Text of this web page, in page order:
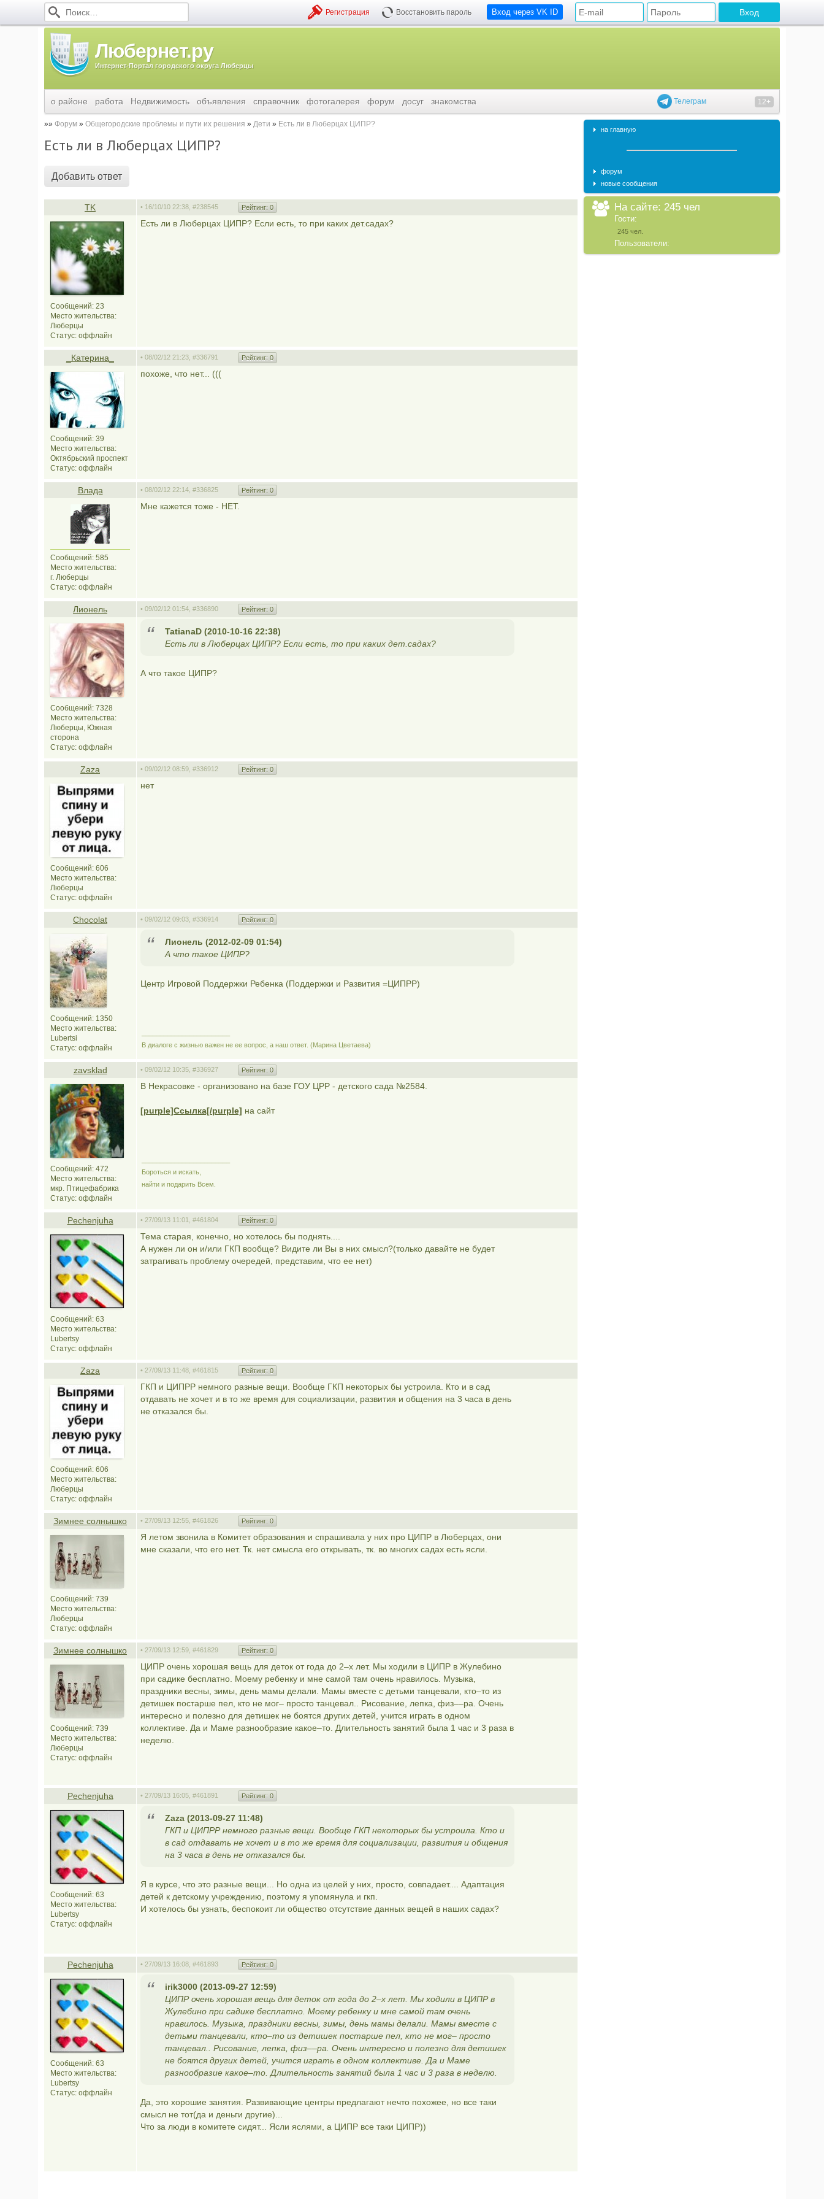
Вход через VK ID
Регистрация Восстановить пароль
Любернет.ру
Интернет-Портал городского округа Люберцы
Телеграм 12+
о районе работа Недвижимость объявления справочник фотогалерея форум досуг знакомства
Форум Общегородские проблемы и пути их решения Дети Есть ли в Люберцах ЦИПР?
Есть ли в Люберцах ЦИПР?
Добавить ответ
TK • 16/10/10 22:38, #238545 Рейтинг: 0
Сообщений: 23
Место жительства:
Люберцы
Статус: оффлайн
Есть ли в Люберцах ЦИПР? Если есть, то при каких дет.садах?
_Катерина_ • 08/02/12 21:23, #336791 Рейтинг: 0
Сообщений: 39
Место жительства:
Октябрьский проспект
Статус: оффлайн
похоже, что нет... (((
Влада • 08/02/12 22:14, #336825 Рейтинг: 0
Сообщений: 585
Место жительства:
г. Люберцы
Статус: оффлайн
Мне кажется тоже - НЕТ.
Лионель • 09/02/12 01:54, #336890 Рейтинг: 0
Сообщений: 7328
Место жительства:
Люберцы, Южная
сторона
Статус: оффлайн
TatianaD (2010-10-16 22:38)
Есть ли в Люберцах ЦИПР? Если есть, то при каких дет.садах?
А что такое ЦИПР?
Zaza • 09/02/12 08:59, #336912 Рейтинг: 0
Сообщений: 606
Место жительства:
Люберцы
Статус: оффлайн
нет
Chocolat • 09/02/12 09:03, #336914 Рейтинг: 0
Сообщений: 1350
Место жительства:
Lubertsi
Статус: оффлайн
Лионель (2012-02-09 01:54)
А что такое ЦИПР?
Центр Игровой Поддержки Ребенка (Поддержки и Развития =ЦИПРР)
В диалоге с жизнью важен не ее вопрос, а наш ответ. (Марина Цветаева)
zavsklad • 09/02/12 10:35, #336927 Рейтинг: 0
Сообщений: 472
Место жительства:
мкр. Птицефабрика
Статус: оффлайн
В Некрасовке - организовано на базе ГОУ ЦРР - детского сада №2584.
[purple]Ссылка[/purple] на сайт
Бороться и искать,
найти и подарить Всем.
Pechenjuha • 27/09/13 11:01, #461804 Рейтинг: 0
Сообщений: 63
Место жительства:
Lubertsy
Статус: оффлайн
Тема старая, конечно, но хотелось бы поднять....
А нужен ли он и/или ГКП вообще? Видите ли Вы в них смысл?(только давайте не будет
затрагивать проблему очередей, представим, что ее нет)
Zaza • 27/09/13 11:48, #461815 Рейтинг: 0
Сообщений: 606
Место жительства:
Люберцы
Статус: оффлайн
ГКП и ЦИПРР немного разные вещи. Вообще ГКП некоторых бы устроила. Кто и в сад
отдавать не хочет и в то же время для социализации, развития и общения на 3 часа в день
не отказался бы.
Зимнее солнышко • 27/09/13 12:55, #461826 Рейтинг: 0
Сообщений: 739
Место жительства:
Люберцы
Статус: оффлайн
Я летом звонила в Комитет образования и спрашивала у них про ЦИПР в Люберцах, они
мне сказали, что его нет. Тк. нет смысла его открывать, тк. во многих садах есть ясли.
Зимнее солнышко • 27/09/13 12:59, #461829 Рейтинг: 0
Сообщений: 739
Место жительства:
Люберцы
Статус: оффлайн
ЦИПР очень хорошая вещь для деток от года до 2–х лет. Мы ходили в ЦИПР в Жулебино
при садике бесплатно. Моему ребенку и мне самой там очень нравилось. Музыка,
праздники весны, зимы, день мамы делали. Мамы вместе с детьми танцевали, кто–то из
детишек постарше пел, кто не мог– просто танцевал.. Рисование, лепка, физ––ра. Очень
интересно и полезно для детишек не боятся других детей, учится играть в одном
коллективе. Да и Маме разнообразие какое–то. Длительность занятий была 1 час и 3 раза в
неделю.
Pechenjuha • 27/09/13 16:05, #461891 Рейтинг: 0
Сообщений: 63
Место жительства:
Lubertsy
Статус: оффлайн
Zaza (2013-09-27 11:48)
ГКП и ЦИПРР немного разные вещи. Вообще ГКП некоторых бы устроила. Кто и
в сад отдавать не хочет и в то же время для социализации, развития и общения
на 3 часа в день не отказался бы.
Я в курсе, что это разные вещи... Но одна из целей у них, просто, совпадает.... Адаптация
детей к детскому учреждению, поэтому я упомянула и гкп.
И хотелось бы узнать, беспокоит ли общество отсутствие данных вещей в наших садах?
Pechenjuha • 27/09/13 16:08, #461893 Рейтинг: 0
Сообщений: 63
Место жительства:
Lubertsy
Статус: оффлайн
irik3000 (2013-09-27 12:59)
ЦИПР очень хорошая вещь для деток от года до 2–х лет. Мы ходили в ЦИПР в
Жулебино при садике бесплатно. Моему ребенку и мне самой там очень
нравилось. Музыка, праздники весны, зимы, день мамы делали. Мамы вместе с
детьми танцевали, кто–то из детишек постарше пел, кто не мог– просто
танцевал.. Рисование, лепка, физ––ра. Очень интересно и полезно для детишек
не боятся других детей, учится играть в одном коллективе. Да и Маме
разнообразие какое–то. Длительность занятий была 1 час и 3 раза в неделю.
Да, это хорошие занятия. Развивающие центры предлагают нечто похожее, но все таки
смысл не тот(да и деньги другие)...
Что за люди в комитете сидят... Ясли яслями, а ЦИПР все таки ЦИПР))
на главную
форум
новые сообщения
На сайте: 245 чел
Гости:
245 чел.
Пользователи: